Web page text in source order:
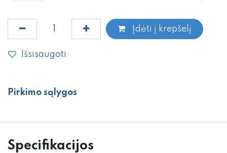
Įdėti į krepšelį
Išsisaugoti
Pirkimo sąlygos
Specifikacijos